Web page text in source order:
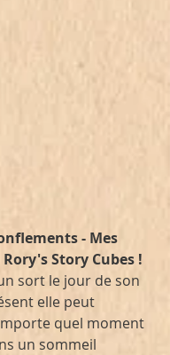
- Mes
Story Cubes !
sort le jour de son
elle peut
quel moment
un sommeil